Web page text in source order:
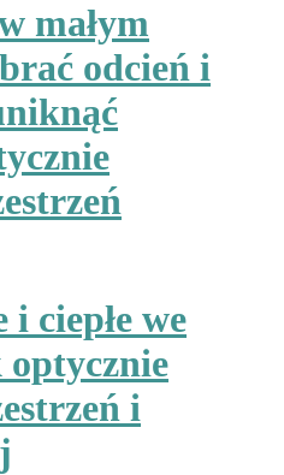
małym
odcień i
ciepłe we
i